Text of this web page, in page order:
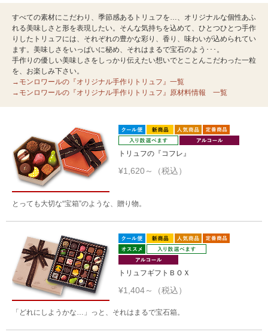
すべての素材にこだわり、季節感あるトリュフを…、オリジナルな個性あふ
れる美味しさと形を表現したい。そんな気持ちを込めて、ひとつひとつ手作
りしたトリュフには、それぞれの豊かな彩り、香り、味わいが込められてい
ます。美味しさをいっぱいに秘め、それはまるで宝石のよう･･･。
手作りの優しい美味しさをしっかり伝えたい想いでとことんこだわった一粒
を、お楽しみ下さい。
→モンロワールの『オリジナル手作りトリュフ』一覧
→モンロワールの『オリジナル手作りトリュフ』原材料情報 一覧
トリュフの『コフレ』
¥1,620～（税込）
とっても大切な“宝箱”のような、贈り物。
トリュフギフトＢＯＸ
¥1,404～（税込）
「どれにしようかな…」っと、それはまるで宝石箱。